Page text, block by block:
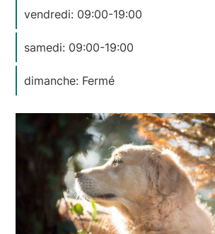
vendredi: 09:00-19:00
samedi: 09:00-19:00
dimanche: Fermé